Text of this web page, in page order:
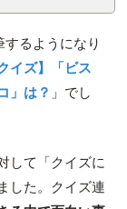
るようになり
イズ】「ビス
」は？ 」でし
して「クイズに
した。クイズ連